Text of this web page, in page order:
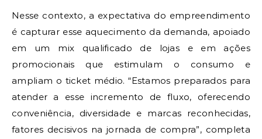
Nesse contexto, a expectativa do empreendimento
é capturar esse aquecimento da demanda, apoiado
em um mix qualificado de lojas e em ações
promocionais que estimulam o consumo e
ampliam o ticket médio. “Estamos preparados para
atender a esse incremento de fluxo, oferecendo
conveniência, diversidade e marcas reconhecidas,
fatores decisivos na jornada de compra”, completa